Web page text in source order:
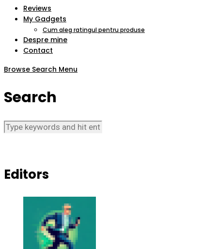
Reviews
My Gadgets
Cum aleg ratingul pentru produse
Despre mine
Contact
Browse Search Menu
Search
Editors